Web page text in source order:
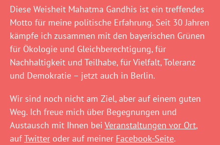
Diese Weisheit Mahatma Gandhis ist ein treffendes
Motto für meine politische Erfahrung. Seit 30 Jahren
kämpfe ich zusammen mit den bayerischen Grünen
für Ökologie und Gleichberechtigung, für
Nachhaltigkeit und Teilhabe, für Vielfalt, Toleranz
und Demokratie – jetzt auch in Berlin.
Wir sind noch nicht am Ziel, aber auf einem guten
Weg. Ich freue mich über Begegnungen und
Austausch mit Ihnen bei Veranstaltungen vor Ort,
aufTwitter oder auf meiner Facebook-Seite.